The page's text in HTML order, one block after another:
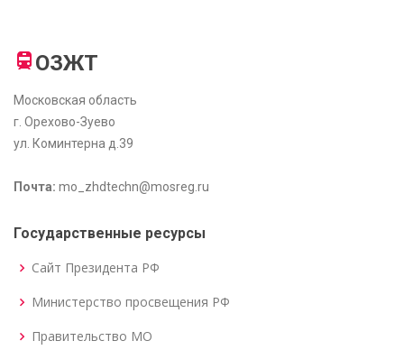
ОЗЖТ
Московская область
г. Орехово-Зуево
ул. Коминтерна д.39
Почта: mo_zhdtechn@mosreg.ru
Государственные ресурсы
Сайт Президента РФ
Министерство просвещения РФ
Правительство МО